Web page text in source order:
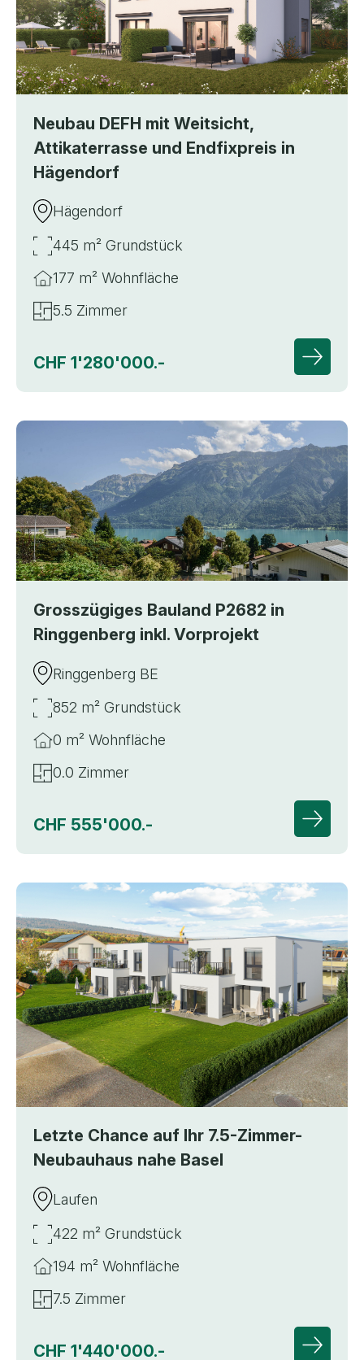
Neubau DEFH mit Weitsicht,
Attikaterrasse und Endfixpreis in
Hägendorf
Hägendorf
445 m² Grundstück
177 m² Wohnfläche
5.5 Zimmer
CHF 1'280'000.- Zur
Grosszügiges Bauland P2682 in
Ringgenberg inkl. Vorprojekt
Ringgenberg BE
852 m² Grundstück
0 m² Wohnfläche
0.0 Zimmer
CHF 555'000.- Zur
Letzte Chance auf Ihr 7.5-Zimmer-
Neubauhaus nahe Basel
Laufen
422 m² Grundstück
194 m² Wohnfläche
7.5 Zimmer
CHF 1'440'000.- Zur